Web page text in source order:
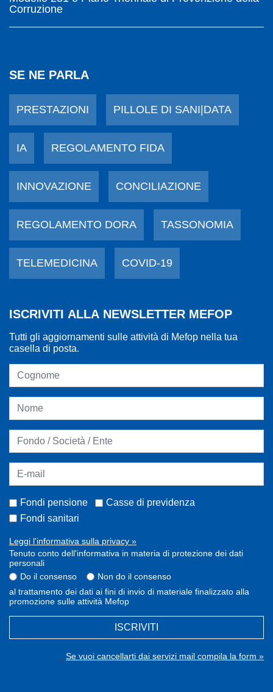
Corruzione
SE NE PARLA
PRESTAZIONI PILLOLE DI SANI|DATA
IA REGOLAMENTO FIDA
INNOVAZIONE CONCILIAZIONE
REGOLAMENTO DORA TASSONOMIA
TELEMEDICINA COVID-19
ISCRIVITI ALLA NEWSLETTER MEFOP
Tutti gli aggiornamenti sulle attività di Mefop nella tua
casella di posta.
Fondi pensione
Casse di previdenza
Fondi sanitari
Leggi l'informativa sulla privacy »
Tenuto conto dell'informativa in materia di protezione dei dati
personali
Do il consenso
Non do il consenso
al trattamento dei dati ai fini di invio di materiale finalizzato alla
promozione sulle attività Mefop
ISCRIVITI
Se vuoi cancellarti dai servizi mail compila la form »